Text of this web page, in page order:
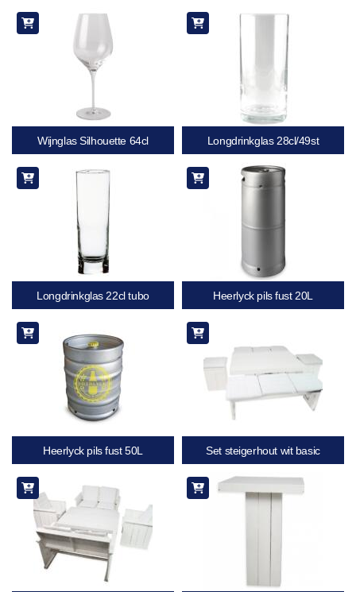
Wijnglas Silhouette 64cl Longdrinkglas 28cl/49st
Longdrinkglas 22cl tubo Heerlyck pils fust 20L
Heerlyck pils fust 50L Set steigerhout wit basic